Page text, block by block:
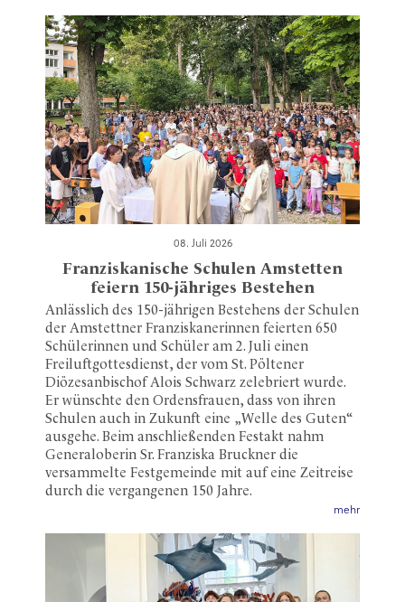
08. Juli 2026
Franziskanische Schulen Amstetten
feiern 150-jähriges Bestehen
Anlässlich des 150-jährigen Bestehens der Schulen
der Amstettner Franziskanerinnen feierten 650
Schülerinnen und Schüler am 2. Juli einen
Freiluftgottesdienst, der vom St. Pöltener
Diözesanbischof Alois Schwarz zelebriert wurde.
Er wünschte den Ordensfrauen, dass von ihren
Schulen auch in Zukunft eine „Welle des Guten“
ausgehe. Beim anschließenden Festakt nahm
Generaloberin Sr. Franziska Bruckner die
versammelte Festgemeinde mit auf eine Zeitreise
durch die vergangenen 150 Jahre.
mehr